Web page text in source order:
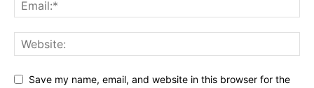
Save my name, email, and website in this browser for the